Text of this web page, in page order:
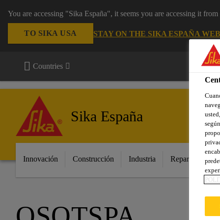
You are accessing "Sika España", it seems you are accessing it
TO SIKA USA STAY ON THE SIKA ESPAÑA
Countries
Sika España
Innovación Construcción Industria Repara tu casa